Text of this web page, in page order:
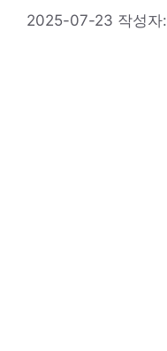
2025-07-23 작성자: